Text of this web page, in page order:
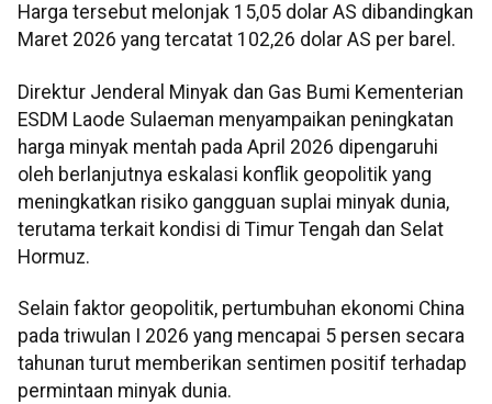
Harga tersebut melonjak 15,05 dolar AS dibandingkan
Maret 2026 yang tercatat 102,26 dolar AS per barel.
Direktur Jenderal Minyak dan Gas Bumi Kementerian
ESDM Laode Sulaeman menyampaikan peningkatan
harga minyak mentah pada April 2026 dipengaruhi
oleh berlanjutnya eskalasi konflik geopolitik yang
meningkatkan risiko gangguan suplai minyak dunia,
terutama terkait kondisi di Timur Tengah dan Selat
Hormuz.
Selain faktor geopolitik, pertumbuhan ekonomi China
pada triwulan I 2026 yang mencapai 5 persen secara
tahunan turut memberikan sentimen positif terhadap
permintaan minyak dunia.